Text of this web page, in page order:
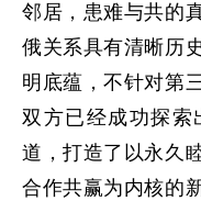
邻居，患难与共的
俄关系具有清晰历
明底蕴，不针对第
双方已经成功探索
道，打造了以永久
合作共赢为内核的